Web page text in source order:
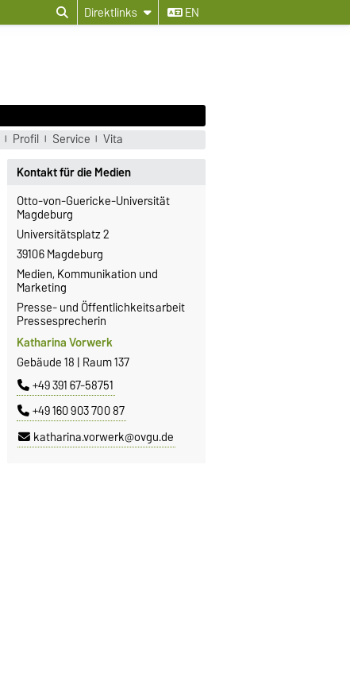
Direktlinks EN
Profil Service Vita
Kontakt für die Medien
Otto-von-Guericke-Universität
Magdeburg
Universitätsplatz 2
39106 Magdeburg
Medien, Kommunikation und
Marketing
Presse- und Öffentlichkeitsarbeit
Pressesprecherin
Katharina Vorwerk
Gebäude 18 | Raum 137
+49 391 67-58751
+49 160 903 700 87
katharina.vorwerk@ovgu.de